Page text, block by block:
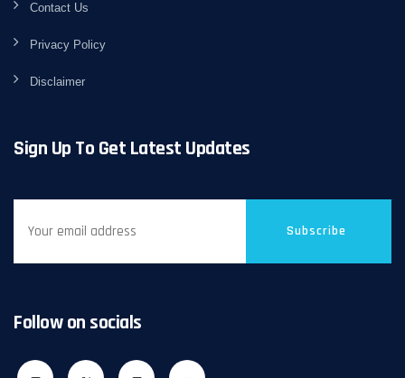
Contact Us
Privacy Policy
Disclaimer
Sign Up To Get Latest Updates
Subscribe
Follow on socials